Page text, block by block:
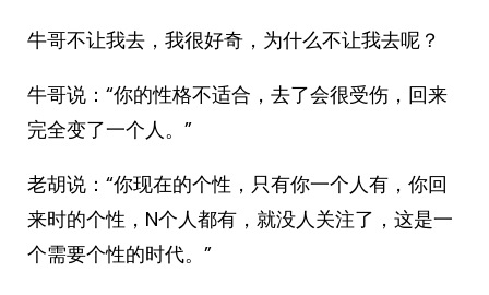
牛哥不让我去，我很好奇，为什么不让我去呢？
牛哥说：“你的性格不适合，去了会很受伤，回来
完全变了一个人。”
老胡说：“你现在的个性，只有你一个人有，你回
来时的个性，N个人都有，就没人关注了，这是一
个需要个性的时代。”